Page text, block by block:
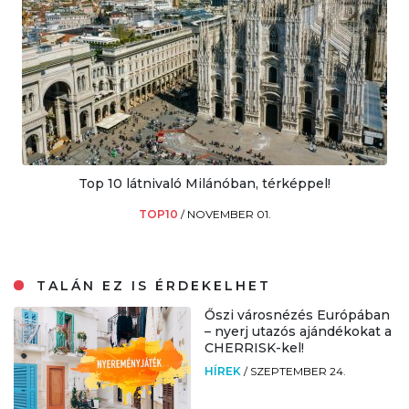
Top 10 látnivaló Milánóban, térképpel!
TOP10 / NOVEMBER 01.
TALÁN EZ IS ÉRDEKELHET
Őszi városnézés Európában
– nyerj utazós ajándékokat a
CHERRISK-kel!
HÍREK / SZEPTEMBER 24.